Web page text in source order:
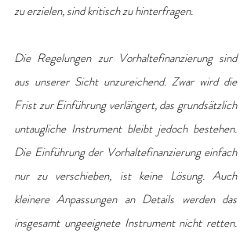
zu erzielen, sind kritisch zu hinterfragen.
Die Regelungen zur Vorhaltefinanzierung sind
aus unserer Sicht unzureichend. Zwar wird die
Frist zur Einführung verlängert, das grundsätzlich
untaugliche Instrument bleibt jedoch bestehen.
Die Einführung der Vorhaltefinanzierung einfach
nur zu verschieben, ist keine Lösung. Auch
kleinere Anpassungen an Details werden das
insgesamt ungeeignete Instrument nicht retten.